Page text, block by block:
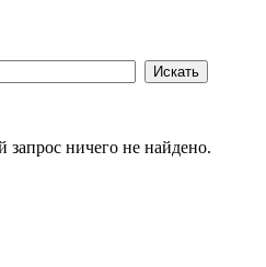
ничего не найдено.